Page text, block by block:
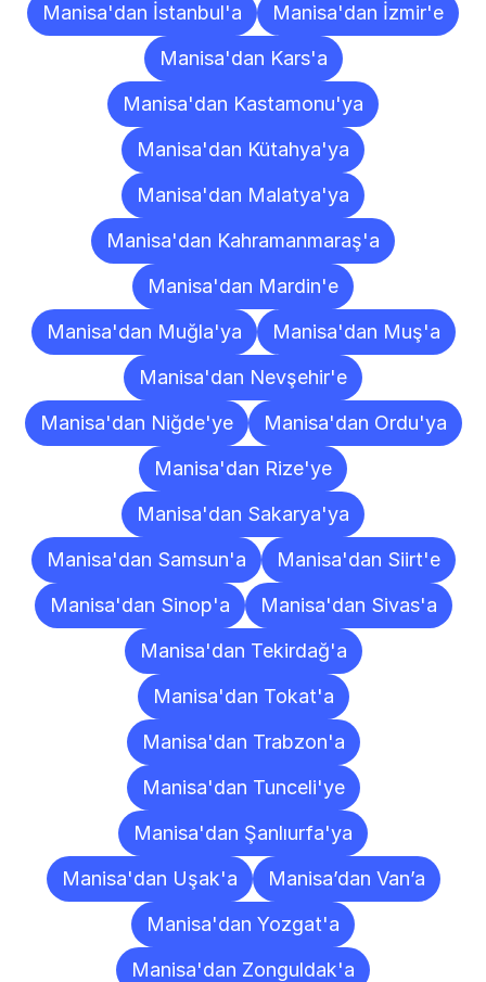
Manisa'dan İstanbul'a
Manisa'dan İzmir'e
Manisa'dan Kars'a
Manisa'dan Kastamonu'ya
Manisa'dan Kütahya'ya
Manisa'dan Malatya'ya
Manisa'dan Kahramanmaraş'a
Manisa'dan Mardin'e
Manisa'dan Muğla'ya
Manisa'dan Muş'a
Manisa'dan Nevşehir'e
Manisa'dan Niğde'ye
Manisa'dan Ordu'ya
Manisa'dan Rize'ye
Manisa'dan Sakarya'ya
Manisa'dan Samsun'a
Manisa'dan Siirt'e
Manisa'dan Sinop'a
Manisa'dan Sivas'a
Manisa'dan Tekirdağ'a
Manisa'dan Tokat'a
Manisa'dan Trabzon'a
Manisa'dan Tunceli'ye
Manisa'dan Şanlıurfa'ya
Manisa'dan Uşak'a
Manisa’dan Van’a
Manisa'dan Yozgat'a
Manisa'dan Zonguldak'a